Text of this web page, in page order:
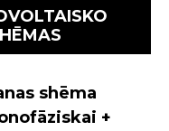
shēma
+